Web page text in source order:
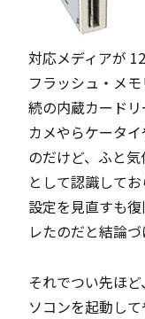
対応メディアが
フラッシュ・メ
続の内蔵カードリ
カメやらケータ
のだけど、ふと
として認識して
設定を見直すも
レたのだと結論
それでつい先ほ
ソコンを起動し